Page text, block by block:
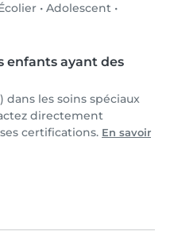
• Adolescent •
enfants ayant des
les soins spéciaux
directement
certifications. En savoir